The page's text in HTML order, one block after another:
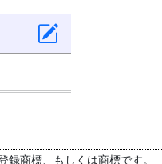
商標、もしくは商標です。